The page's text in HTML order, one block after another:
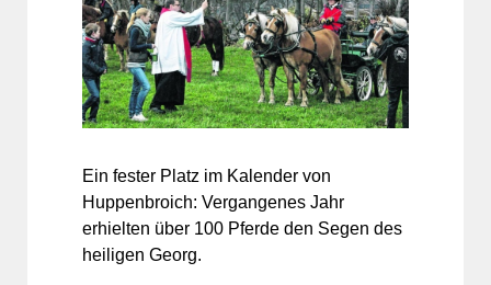
Ein fester Platz im Kalender von
Huppenbroich: Vergangenes Jahr
erhielten über 100 Pferde den Segen des
heiligen Georg.